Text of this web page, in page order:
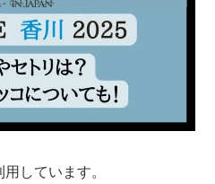
しています。